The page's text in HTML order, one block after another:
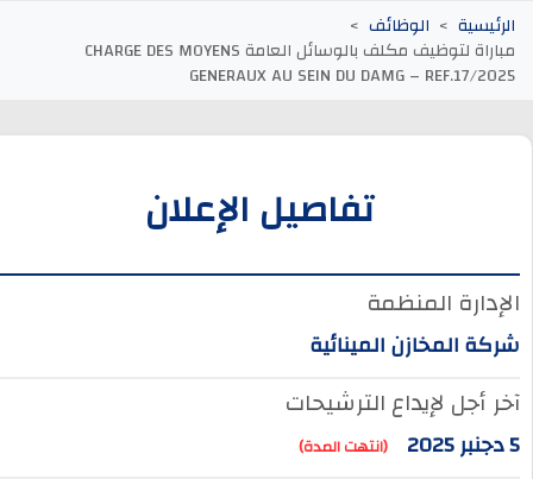
الرئيسية الوظائف
مباراة لتوظيف مكلف بالوسائل العامة CHARGE DES MOYENS
GENERAUX AU SEIN DU DAMG – REF.17/2025
تفاصيل الإعلان
الإدارة المنظمة
شركة المخازن المينائية
آخر أجل لإيداع الترشيحات
(انتهت المدة)